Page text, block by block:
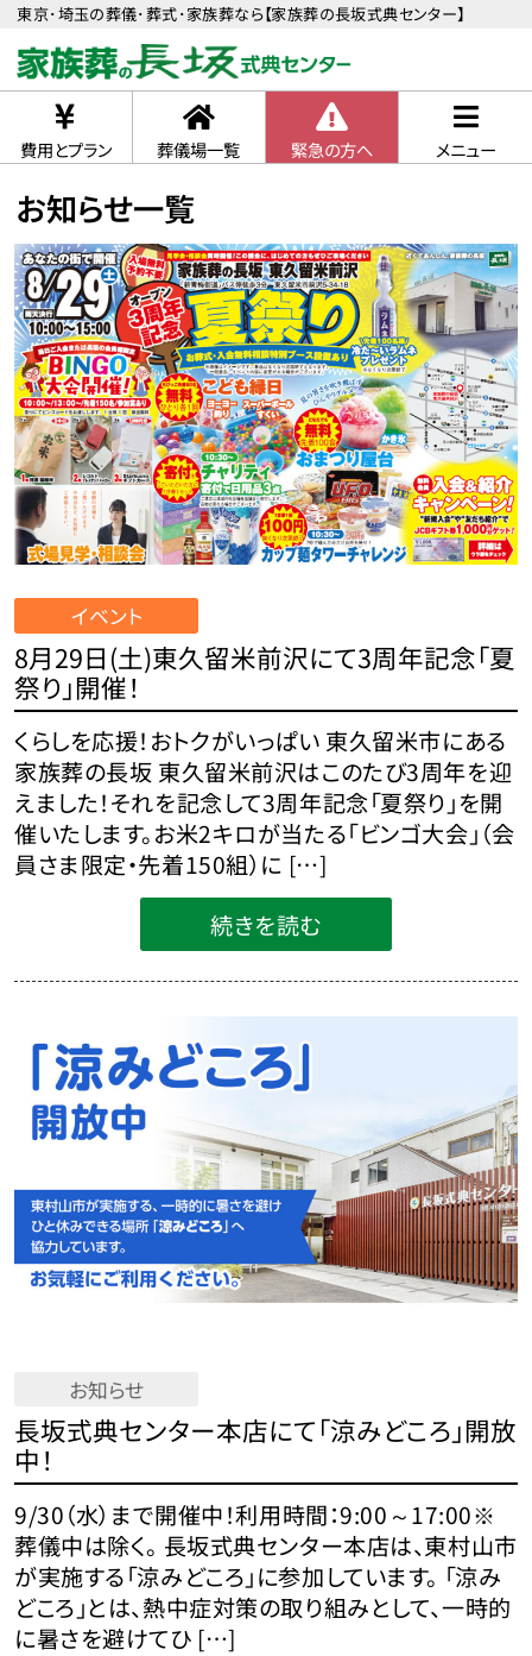
東京･埼玉の葬儀･葬式･家族葬なら【家族葬の長坂式典センター】
費用とプラン 葬儀場一覧 緊急の方へ メニュー
お知らせ一覧
イベント
8月29日(土)東久留米前沢にて3周年記念「夏
祭り」開催！
くらしを応援！おトクがいっぱい 東久留米市にある
家族葬の長坂 東久留米前沢はこのたび3周年を迎
えました！それを記念して3周年記念「夏祭り」を開
催いたします。お米2キロが当たる「ビンゴ大会」（会
員さま限定・先着150組）に […]
続きを読む
お知らせ
長坂式典センター本店にて「涼みどころ」開放
中！
9/30（水）まで開催中！利用時間：9:00～17:00※
葬儀中は除く。 長坂式典センター本店は、東村山市
が実施する「涼みどころ」に参加しています。 「涼み
どころ」とは、熱中症対策の取り組みとして、一時的
に暑さを避けてひ […]